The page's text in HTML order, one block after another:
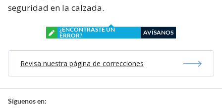
seguridad en la calzada.
¿ENCONTRASTE UN
ERROR?
AVÍSANOS
Revisa nuestra página de correcciones
Síguenos en: